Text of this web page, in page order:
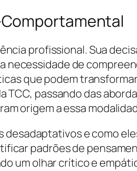
Comportamental
profissional. Sua
necessidade de
que podem
TCC, passando das
origem a essa
e como
padrões de
um olhar crítico e